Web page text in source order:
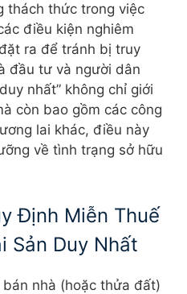
thách thức trong việc
điều kiện nghiêm
ra để tránh bị truy
đầu tư và người dân
nhất” không chỉ giới
còn bao gồm các công
lai khác, điều này
về tình trạng sở hữu
Định Miễn Thuế
Sản Duy Nhất
nhà (hoặc thửa đất)